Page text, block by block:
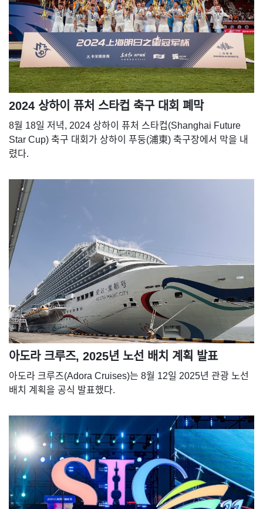
2024 상하이 퓨처 스타컵 축구 대회 폐막
8월 18일 저녁, 2024 상하이 퓨처 스타컵(Shanghai Future
Star Cup) 축구 대회가 상하이 푸둥(浦東) 축구장에서 막을 내
렸다.
아도라 크루즈, 2025년 노선 배치 계획 발표
아도라 크루즈(Adora Cruises)는 8월 12일 2025년 관광 노선
배치 계획을 공식 발표했다.